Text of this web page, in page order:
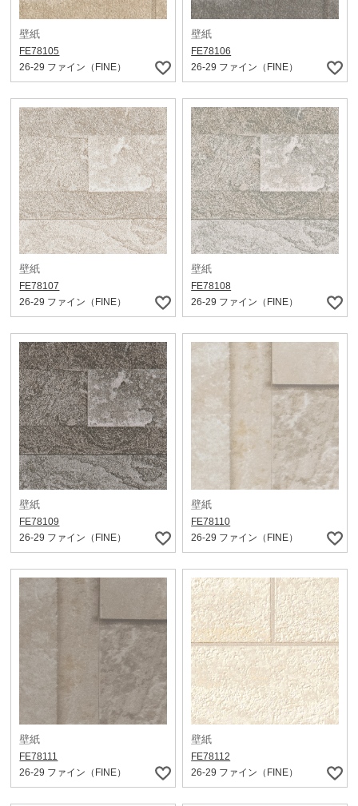
壁紙
FE78105
26-29 ファイン（FINE）
壁紙
FE78106
26-29 ファイン（FINE）
壁紙
FE78107
26-29 ファイン（FINE）
壁紙
FE78108
26-29 ファイン（FINE）
壁紙
FE78109
26-29 ファイン（FINE）
壁紙
FE78110
26-29 ファイン（FINE）
壁紙
FE78111
26-29 ファイン（FINE）
壁紙
FE78112
26-29 ファイン（FINE）